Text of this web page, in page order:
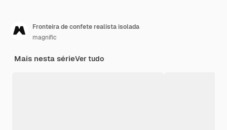
Fronteira de confete realista isolada
magnific
Mais nesta sérieVer tudo